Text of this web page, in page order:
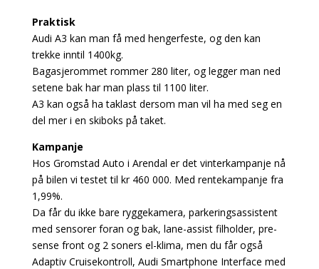
Praktisk
Audi A3 kan man få med hengerfeste, og den kan
trekke inntil 1400kg.
Bagasjerommet rommer 280 liter, og legger man ned
setene bak har man plass til 1100 liter.
A3 kan også ha taklast dersom man vil ha med seg en
del mer i en skiboks på taket.
Kampanje
Hos Gromstad Auto i Arendal er det vinterkampanje nå
på bilen vi testet til kr 460 000. Med rentekampanje fra
1,99%.
Da får du ikke bare ryggekamera, parkeringsassistent
med sensorer foran og bak, lane-assist filholder, pre-
sense front og 2 soners el-klima, men du får også
Adaptiv Cruisekontroll, Audi Smartphone Interface med